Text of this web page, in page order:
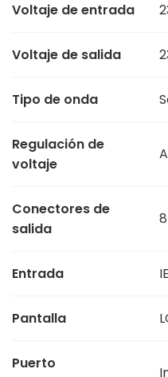
Voltaje de entrada
Voltaje de salida
Tipo de onda
Regulación de
voltaje
Conectores de
salida
Entrada
Pantalla
Puerto